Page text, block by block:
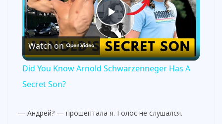
P
l
y
Watch on
Did You Know Arnold Schwarzenneger Has A
Secret Son?
— Андрей? — прошептала я. Голос не слушался.